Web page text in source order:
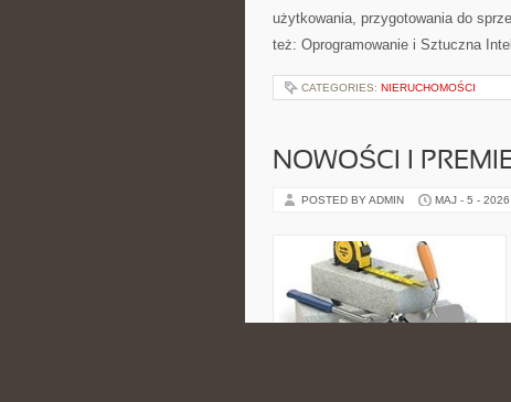
użytkowania, przygotowania do
też: Oprogramowanie i Sztuczna
CATEGORIES: NIERUCHOMOŚCI
NOWOŚCI I
POSTED BY ADMIN MAJ - 5 - 2026